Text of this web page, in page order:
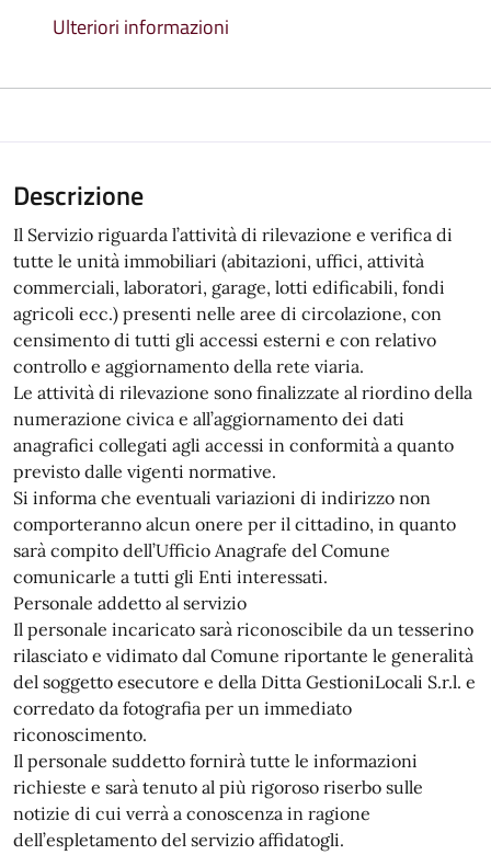
Ulteriori informazioni
Descrizione
Il Servizio riguarda l’attività di rilevazione e verifica di
tutte le unità immobiliari (abitazioni, uffici, attività
commerciali, laboratori, garage, lotti edificabili, fondi
agricoli ecc.) presenti nelle aree di circolazione, con
censimento di tutti gli accessi esterni e con relativo
controllo e aggiornamento della rete viaria.
Le attività di rilevazione sono finalizzate al riordino della
numerazione civica e all’aggiornamento dei dati
anagrafici collegati agli accessi in conformità a quanto
previsto dalle vigenti normative.
Si informa che eventuali variazioni di indirizzo non
comporteranno alcun onere per il cittadino, in quanto
sarà compito dell’Ufficio Anagrafe del Comune
comunicarle a tutti gli Enti interessati.
Personale addetto al servizio
Il personale incaricato sarà riconoscibile da un tesserino
rilasciato e vidimato dal Comune riportante le generalità
del soggetto esecutore e della Ditta GestioniLocali S.r.l. e
corredato da fotografia per un immediato
riconoscimento.
Il personale suddetto fornirà tutte le informazioni
richieste e sarà tenuto al più rigoroso riserbo sulle
notizie di cui verrà a conoscenza in ragione
dell’espletamento del servizio affidatogli.